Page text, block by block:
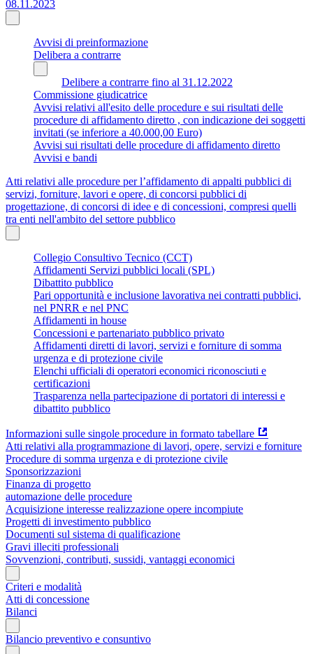
08.11.2023
Avvisi di preinformazione
Delibera a contrarre
Delibere a contrarre fino al 31.12.2022
Commissione giudicatrice
Avvisi relativi all'esito delle procedure e sui risultati delle
procedure di affidamento diretto , con indicazione dei soggetti
invitati (se inferiore a 40.000,00 Euro)
Avvisi sui risultati delle procedure di affidamento diretto
Avvisi e bandi
Atti relativi alle procedure per l’affidamento di appalti pubblici di
servizi, forniture, lavori e opere, di concorsi pubblici di
progettazione, di concorsi di idee e di concessioni, compresi quelli
tra enti nell'ambito del settore pubblico
Collegio Consultivo Tecnico (CCT)
Affidamenti Servizi pubblici locali (SPL)
Dibattito pubblico
Pari opportunità e inclusione lavorativa nei contratti pubblici,
nel PNRR e nel PNC
Affidamenti in house
Concessioni e partenariato pubblico privato
Affidamenti diretti di lavori, servizi e forniture di somma
urgenza e di protezione civile
Elenchi ufficiali di operatori economici riconosciuti e
certificazioni
Trasparenza nella partecipazione di portatori di interessi e
dibattito pubblico
Informazioni sulle singole procedure in formato tabellare
Atti relativi alla programmazione di lavori, opere, servizi e forniture
Procedure di somma urgenza e di protezione civile
Sponsorizzazioni
Finanza di progetto
automazione delle procedure
Acquisizione interesse realizzazione opere incompiute
Progetti di investimento pubblico
Documenti sul sistema di qualificazione
Gravi illeciti professionali
Sovvenzioni, contributi, sussidi, vantaggi economici
Criteri e modalità
Atti di concessione
Bilanci
Bilancio preventivo e consuntivo